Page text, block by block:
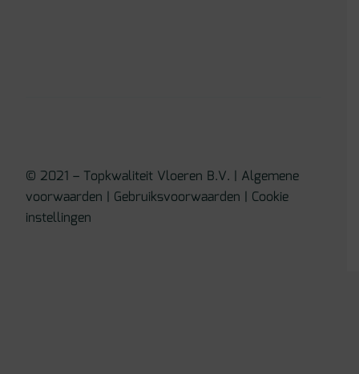
© 2021 – Topkwaliteit Vloeren B.V. | Algemene
voorwaarden | Gebruiksvoorwaarden | Cookie
instellingen